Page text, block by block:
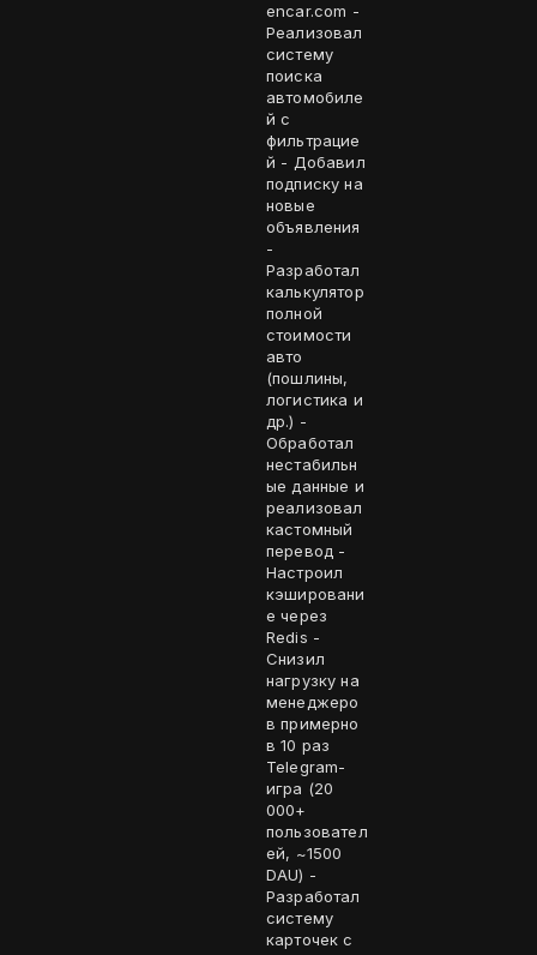
encar.com -
Реализовал
систему
поиска
автомобиле
й с
фильтрацие
й - Добавил
подписку на
новые
объявления
-
Разработал
калькулятор
полной
стоимости
авто
(пошлины,
логистика и
др.) -
Обработал
нестабильн
ые данные и
реализовал
кастомный
перевод -
Настроил
кэшировани
е через
Redis -
Снизил
нагрузку на
менеджеро
в примерно
в 10 раз
Telegram-
игра (20
000+
пользовател
ей, ~1500
DAU) -
Разработал
систему
карточек с